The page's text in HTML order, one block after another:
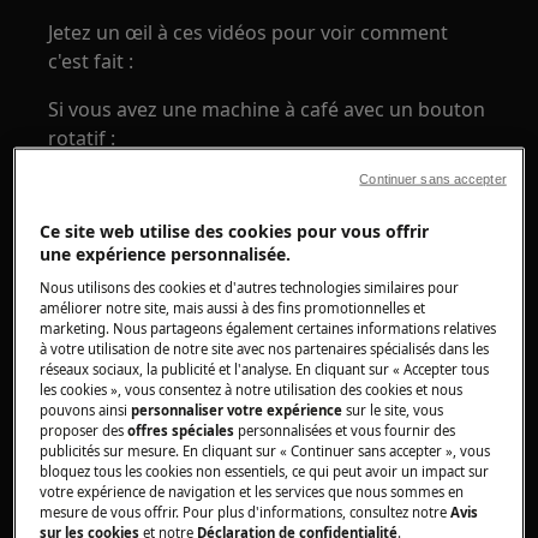
Jetez un œil à ces vidéos pour voir comment
c'est fait :
Si vous avez une machine à café avec un bouton
rotatif :
Si vous possédez une machine à café avec écran
tactile :
INSTALLATION DU FILTRE ADOUCISSEUR
D'EAU
Pour vous assurer du bon fonctionnement du
filtre adoucisseur d'eau avec votre machine à
café, tournez le bouton rotatif pour
sélectionner « menu », puis dans « réglages de
Ce site web utilise des cookies pour vous offrir
une expérience personnalisée.
Nous utilisons des cookies et d'autres technologies similaires pour
améliorer notre site, mais aussi à des fins promotionnelles et
marketing. Nous partageons également certaines informations relatives
à votre utilisation de notre site avec nos partenaires spécialisés dans les
réseaux sociaux, la publicité et l'analyse. En cliquant sur « Accepter tous
les cookies », vous consentez à notre utilisation des cookies et nous
pouvons ainsipersonnaliser votre expériencesur le site, vous
proposer desoffres spéciales personnalisées et vous fournir des
publicités sur mesure. En cliquant sur « Continuer sans accepter », vous
bloquez tous les cookies non essentiels, ce qui peut avoir un impact sur
votre expérience de navigation et les services que nous sommes en
mesure de vous offrir. Pour plus d'informations, consultez notreAvis
sur les cookies et notre Déclaration de confidentialité.
Continuer sans accepter